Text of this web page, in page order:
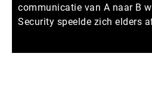
communicatie van A naar B
Security speelde zich elders